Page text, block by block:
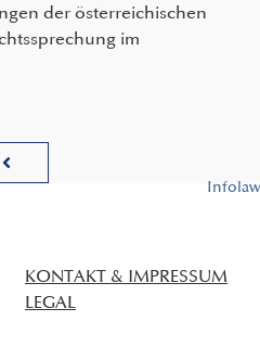
der österreichischen
im
KONTAKT & IMPRESSUM
LEGAL